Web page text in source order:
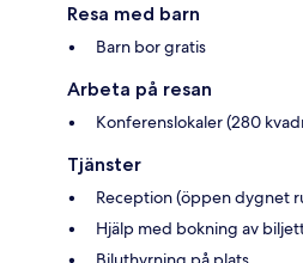
Resa med barn
Barn bor gratis
Arbeta på resan
Konferenslokaler (280
Tjänster
Reception (öppen dygnet
Hjälp med bokning av